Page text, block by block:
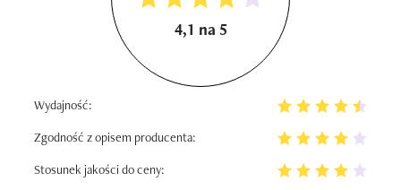
4,1 na 5
Wydajność:
Zgodność z opisem producenta:
Stosunek jakości do ceny: